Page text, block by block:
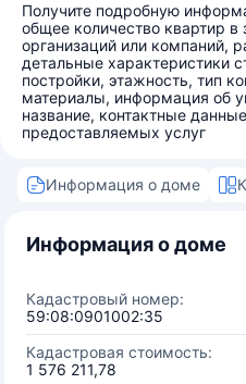
Получите подробную
общее количество квартир в
организаций или компаний,
детальные характеристики
постройки, этажность, тип
материалы, информация об
название, контактные
предоставляемых услуг
Информация о доме
Информация о доме
Кадастровый номер:
59:08:0901002:35
Кадастровая стоимость:
1 576 211,78